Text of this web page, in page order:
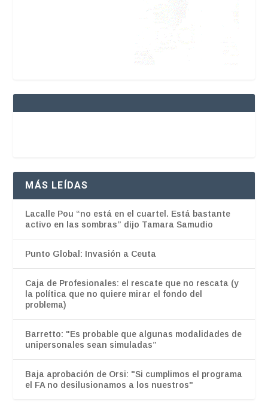
MÁS LEÍDAS
Lacalle Pou “no está en el cuartel. Está bastante
activo en las sombras” dijo Tamara Samudio
Punto Global: Invasión a Ceuta
Caja de Profesionales: el rescate que no rescata (y
la política que no quiere mirar el fondo del
problema)
Barretto: "Es probable que algunas modalidades de
unipersonales sean simuladas”
Baja aprobación de Orsi: "Si cumplimos el programa
el FA no desilusionamos a los nuestros"